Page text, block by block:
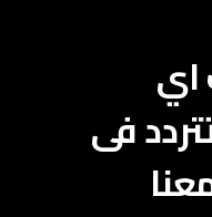
فى